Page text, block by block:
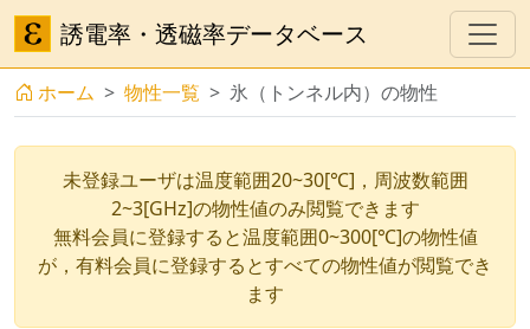
誘電率・透磁率データベース
ホーム 物性一覧 氷（トンネル内）の物性
未登録ユーザは温度範囲20~30[℃]，周波数範囲
2~3[GHz]の物性値のみ閲覧できます
無料会員に登録すると温度範囲0~300[℃]の物性値
が，有料会員に登録するとすべての物性値が閲覧でき
ます